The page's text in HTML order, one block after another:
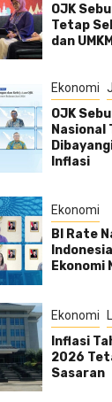
OJK
Tetap
dan
Ekonomi
OJK
Nasional
Inflasi
Ekonomi
BI Rate
Ekonomi
Ekonomi
Inflasi
2026
Sasaran